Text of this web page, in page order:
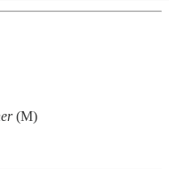
(M)